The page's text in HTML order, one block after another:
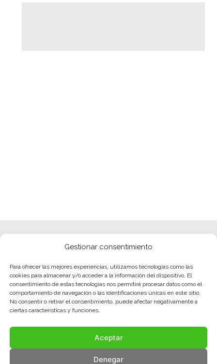
Gestionar consentimiento
Para ofrecer las mejores experiencias, utilizamos tecnologías como las
cookies para almacenar y/o acceder a la información del dispositivo. El
consentimiento de estas tecnologías nos permitirá procesar datos como el
comportamiento de navegación o las identificaciones únicas en este sitio.
No consentir o retirar el consentimiento, puede afectar negativamente a
ciertas características y funciones.
Aceptar
Denegar